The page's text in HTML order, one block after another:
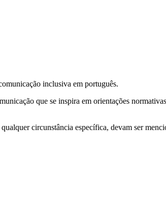
inclusiva em português.
que se inspira em orientações
circunstância específica, devam ser